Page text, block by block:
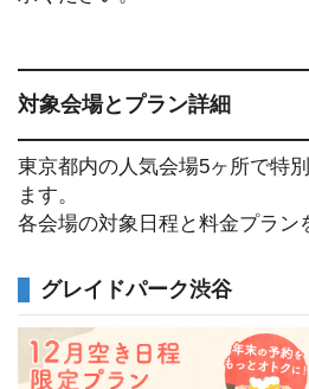
対象会場とプラン詳細
東京都内の人気会場5ヶ所で特
ます。
各会場の対象日程と料金プラン
グレイドパーク渋谷